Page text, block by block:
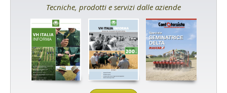
Tecniche, prodotti e servizi dalle aziende